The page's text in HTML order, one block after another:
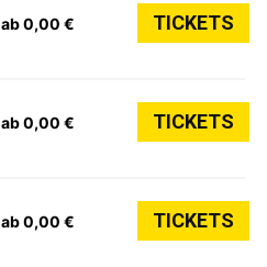
ab 0,00 € TICKETS
ab 0,00 € TICKETS
ab 0,00 € TICKETS